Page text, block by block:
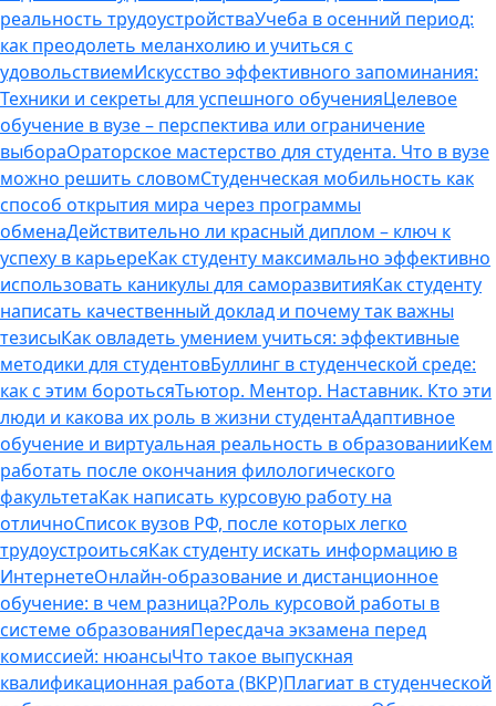
реальность трудоустройстваУчеба в осенний период:
как преодолеть меланхолию и учиться с
удовольствиемИскусство эффективного запоминания:
Техники и секреты для успешного обученияЦелевое
обучение в вузе – перспектива или ограничение
выбораОраторское мастерство для студента. Что в вузе
можно решить словомСтуденческая мобильность как
способ открытия мира через программы
обменаДействительно ли красный диплом – ключ к
успеху в карьереКак студенту максимально эффективно
использовать каникулы для саморазвитияКак студенту
написать качественный доклад и почему так важны
тезисыКак овладеть умением учиться: эффективные
методики для студентовБуллинг в студенческой среде:
как с этим боротьсяТьютор. Ментор. Наставник. Кто эти
люди и какова их роль в жизни студентаАдаптивное
обучение и виртуальная реальность в образованииКем
работать после окончания филологического
факультетаКак написать курсовую работу на
отличноСписок вузов РФ, после которых легко
трудоустроитьсяКак студенту искать информацию в
ИнтернетеОнлайн-образование и дистанционное
обучение: в чем разница?Роль курсовой работы в
системе образованияПересдача экзамена перед
комиссией: нюансыЧто такое выпускная
квалификационная работа (ВКР)Плагиат в студенческой